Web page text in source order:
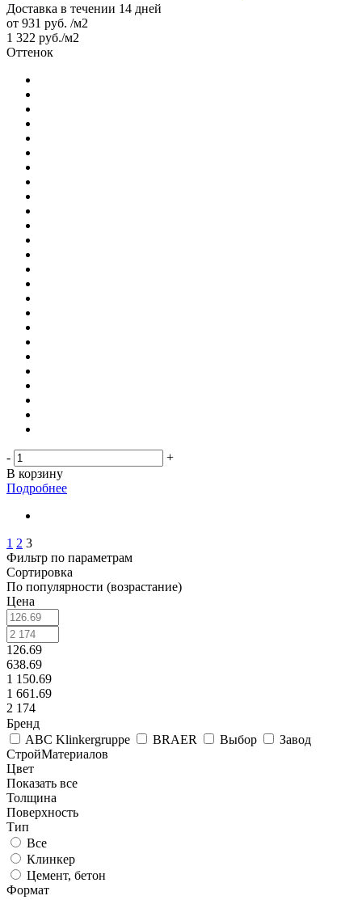
Доставка в течении 14 дней
от 931 руб. /м2
1 322 руб./м2
Оттенок
-
+
В корзину
Подробнее
1 2 3
Фильтр по параметрам
Сортировка
По популярности (возрастание)
Цена
126.69
638.69
1 150.69
1 661.69
2 174
Бренд
ABC Klinkergruppe
BRAER Выбор
Завод
СтройМатериалов
Цвет
Показать все
Толщина
Поверхность
Тип
Все
Клинкер
Цемент, бетон
Формат